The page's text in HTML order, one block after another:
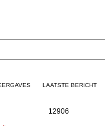
LAATSTE BERICHT
12906W